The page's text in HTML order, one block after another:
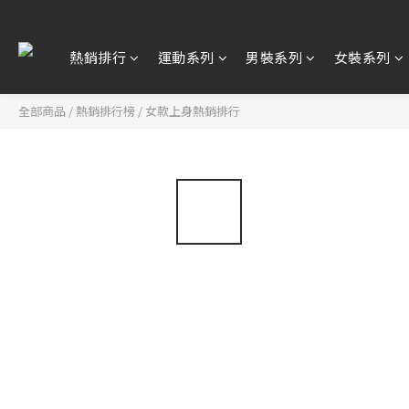
熱銷排行 運動系列 男裝系列 女裝系列
全部商品 /熱銷排行榜 / 女款上身熱銷排行